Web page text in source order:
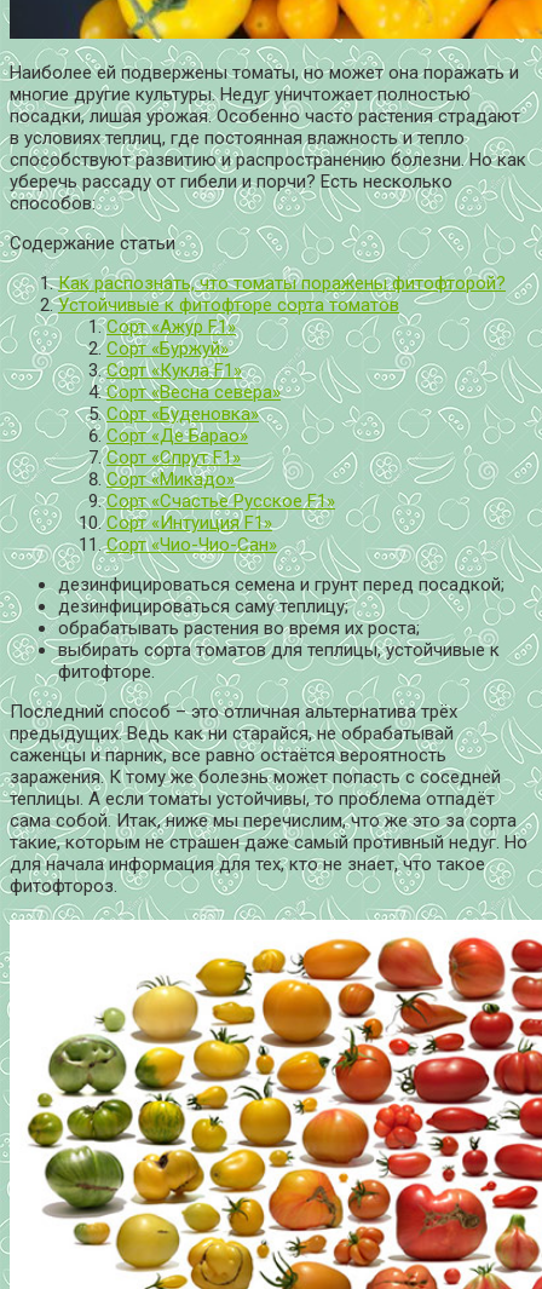
Наиболее ей подвержены томаты, но может она поражать и
многие другие культуры. Недуг уничтожает полностью
посадки, лишая урожая. Особенно часто растения страдают
в условиях теплиц, где постоянная влажность и тепло
способствуют развитию и распространению болезни. Но как
уберечь рассаду от гибели и порчи? Есть несколько
способов:
Содержание статьи
Как распознать, что томаты поражены фитофторой?
Устойчивые к фитофторе сорта томатов
Сорт «Ажур F1»
Сорт «Буржуй»
Сорт «Кукла F1»
Сорт «Весна севера»
Сорт «Буденовка»
Сорт «Де Барао»
Сорт «Спрут F1»
Сорт «Микадо»
Сорт «Счастье Русское F1»
Сорт «Интуиция F1»
Сорт «Чио-Чио-Сан»
дезинфицироваться семена и грунт перед посадкой;
дезинфицироваться саму теплицу;
обрабатывать растения во время их роста;
выбирать сорта томатов для теплицы, устойчивые к
фитофторе.
Последний способ – это отличная альтернатива трёх
предыдущих. Ведь как ни старайся, не обрабатывай
саженцы и парник, все равно остаётся вероятность
заражения. К тому же болезнь может попасть с соседней
теплицы. А если томаты устойчивы, то проблема отпадёт
сама собой. Итак, ниже мы перечислим, что же это за сорта
такие, которым не страшен даже самый противный недуг. Но
для начала информация для тех, кто не знает, что такое
фитофтороз.